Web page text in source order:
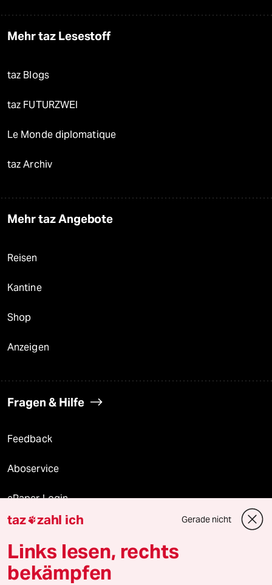
Mehr taz Lesestoff
taz Blogs
taz FUTURZWEI
Le Monde diplomatique
taz Archiv
Mehr taz Angebote
Reisen
Kantine
Shop
Anzeigen
Fragen & Hilfe
Feedback
Aboservice
ePaper Login
Downloads für Abonnierende
taz zahl ich Gerade nicht
Links lesen, rechts
bekämpfen